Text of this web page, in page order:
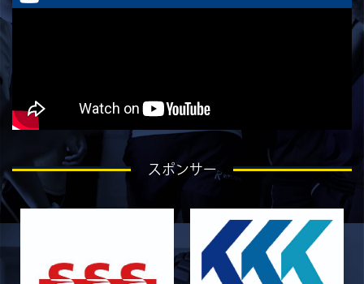
2026/07/30
STAFF blog
2026/07/27
STAFF blog
2026/07/25
ラストイヤーにかける想い-芦塚悠大-
ラストイヤーにかける想い-青田宗久-
6月27日 朝日大学戦
スポンサー